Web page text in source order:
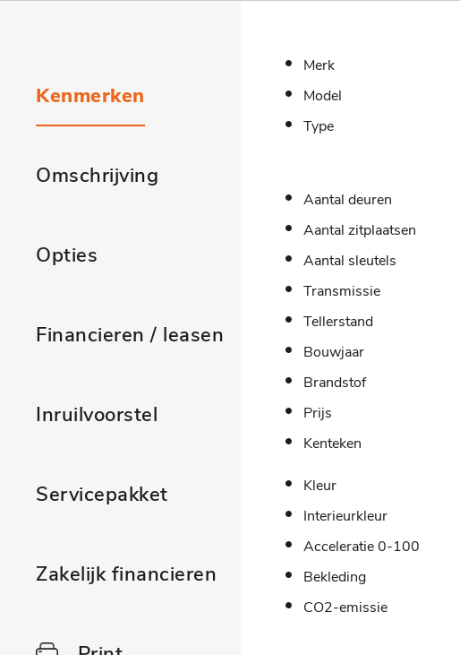
Kenmerken
Omschrijving
Opties
Financieren / leasen
Inruilvoorstel
Servicepakket
Zakelijk financieren
Merk
Model
Type
Aantal deuren
Aantal zitplaatsen
Aantal sleutels
Transmissie
Tellerstand
Bouwjaar
Brandstof
Prijs
Kenteken
Kleur
Interieurkleur
Acceleratie 0-100
Bekleding
CO2-emissie